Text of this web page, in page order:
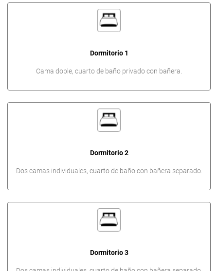
Dormitorio 1
Cama doble, cuarto de baño privado con bañera.
Dormitorio 2
Dos camas individuales, cuarto de baño con bañera separado.
Dormitorio 3